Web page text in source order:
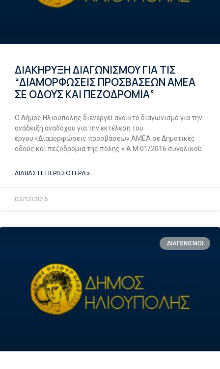
ΔΙΑΚΗΡΥΞΗ ΔΙΑΓΩΝΙΣΜΟΥ ΓΙΑ ΤΙΣ
“ΔΙΑΜΟΡΦΩΣΕΙΣ ΠΡΟΣΒΑΣΕΩΝ ΑΜΕΑ
ΣΕ ΟΔΟΥΣ ΚΑΙ ΠΕΖΟΔΡΟΜΙΑ”
Ο Δήμος Ηλιούπολης διενεργεί ανοικτό διαγωνισμό για την
ανάδειξη αναδόχου για την εκτέλεση του
έργου «Διαμορφώσεις προσβάσεων ΑΜΕΑ σε Δημοτικές
οδούς και πεζοδρόμια της πόλης » Α.Μ.01/2016 συνολικού
ΔΙΑΒΑΣΤΕ ΠΕΡΙΣΣΟΤΕΡΑ »
02/12/2016
ΔΙΑΓΩΝΙΣΜΟΙ